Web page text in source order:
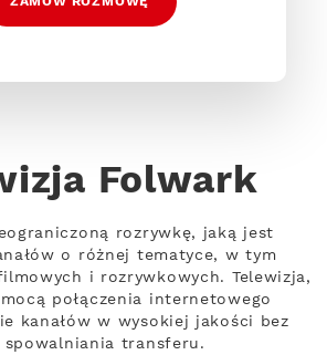
Folwark
rozrywkę, jaką jest
o różnej tematyce, w tym
i rozrywkowych. Telewizja,
połączenia internetowego
kanałów w wysokiej jakości bez
transferu.